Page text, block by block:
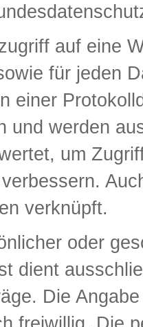
auf eine
für jeden
einer
und werden
um
verknüpft.
oder
dient
Die